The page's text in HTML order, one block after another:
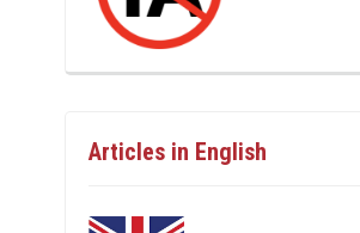
Articles in English